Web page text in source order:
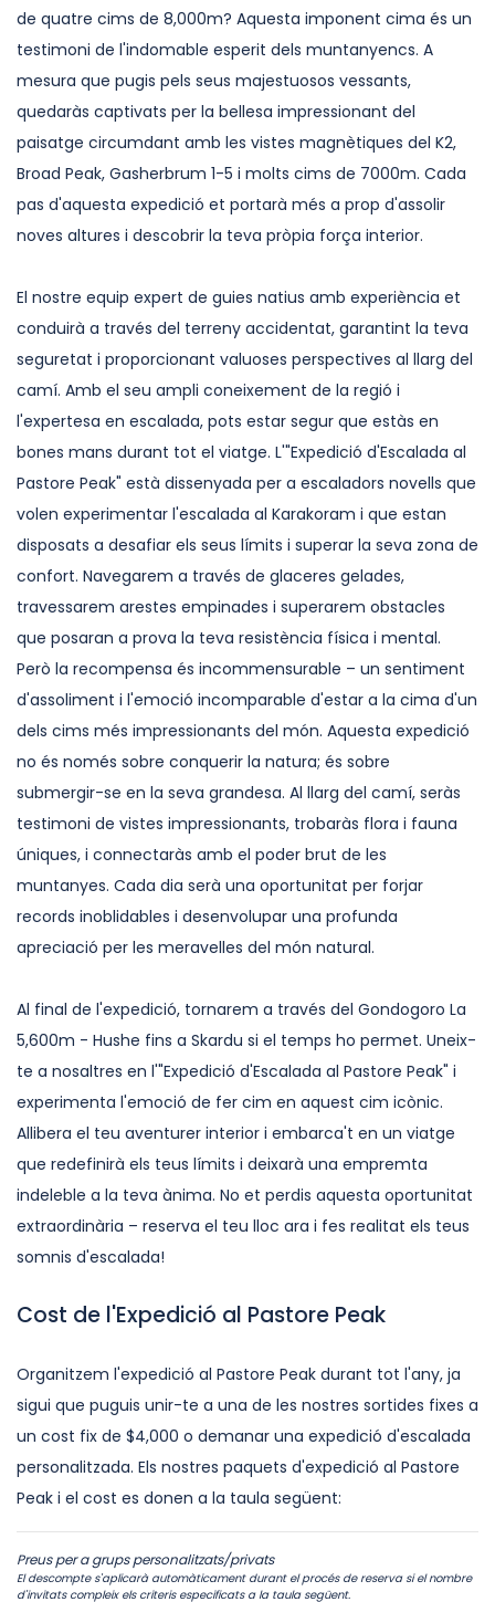
de quatre cims de 8,000m? Aquesta imponent cima és un
testimoni de l'indomable esperit dels muntanyencs. A
mesura que pugis pels seus majestuosos vessants,
quedaràs captivats per la bellesa impressionant del
paisatge circumdant amb les vistes magnètiques del K2,
Broad Peak, Gasherbrum 1-5 i molts cims de 7000m. Cada
pas d'aquesta expedició et portarà més a prop d'assolir
noves altures i descobrir la teva pròpia força interior.
El nostre equip expert de guies natius amb experiència et
conduirà a través del terreny accidentat, garantint la teva
seguretat i proporcionant valuoses perspectives al llarg del
camí. Amb el seu ampli coneixement de la regió i
l'expertesa en escalada, pots estar segur que estàs en
bones mans durant tot el viatge. L'"Expedició d'Escalada al
Pastore Peak" està dissenyada per a escaladors novells que
volen experimentar l'escalada al Karakoram i que estan
disposats a desafiar els seus límits i superar la seva zona de
confort. Navegarem a través de glaceres gelades,
travessarem arestes empinades i superarem obstacles
que posaran a prova la teva resistència física i mental.
Però la recompensa és incommensurable – un sentiment
d'assoliment i l'emoció incomparable d'estar a la cima d'un
dels cims més impressionants del món. Aquesta expedició
no és només sobre conquerir la natura; és sobre
submergir-se en la seva grandesa. Al llarg del camí, seràs
testimoni de vistes impressionants, trobaràs flora i fauna
úniques, i connectaràs amb el poder brut de les
muntanyes. Cada dia serà una oportunitat per forjar
records inoblidables i desenvolupar una profunda
apreciació per les meravelles del món natural.
Al final de l'expedició, tornarem a través del Gondogoro La
5,600m - Hushe fins a Skardu si el temps ho permet. Uneix-
te a nosaltres en l'"Expedició d'Escalada al Pastore Peak" i
experimenta l'emoció de fer cim en aquest cim icònic.
Allibera el teu aventurer interior i embarca't en un viatge
que redefinirà els teus límits i deixarà una empremta
indeleble a la teva ànima. No et perdis aquesta oportunitat
extraordinària – reserva el teu lloc ara i fes realitat els teus
somnis d'escalada!
Cost de l'Expedició al Pastore Peak
Organitzem l'expedició al Pastore Peak durant tot l'any, ja
sigui que puguis unir-te a una de les nostres sortides fixes a
un cost fix de $4,000 o demanar una expedició d'escalada
personalitzada. Els nostres paquets d'expedició al Pastore
Peak i el cost es donen a la taula següent:
Preus per a grups personalitzats/privats
El descompte s'aplicarà automàticament durant el procés de reserva si el nombre
d'invitats compleix els criteris especificats a la taula següent.